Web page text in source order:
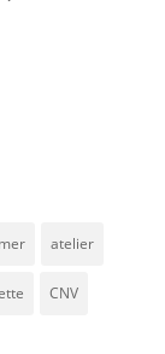
atelier
CNV